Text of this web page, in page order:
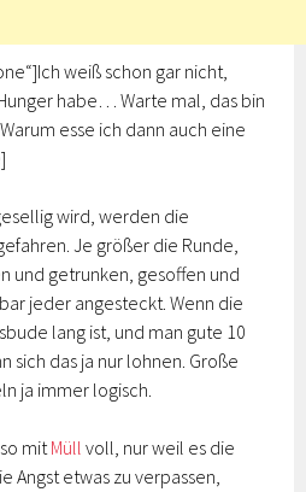
weiß schon gar nicht,
habe… Warte mal, das bin
esse ich dann auch eine
wird, werden die
Je größer die Runde,
und getrunken, gesoffen und
jeder angesteckt. Wenn die
lang ist, und man gute 10
sich das ja nur lohnen. Große
ja immer logisch.
mitMüllvoll, nur weil es die
Angst etwas zu verpassen,